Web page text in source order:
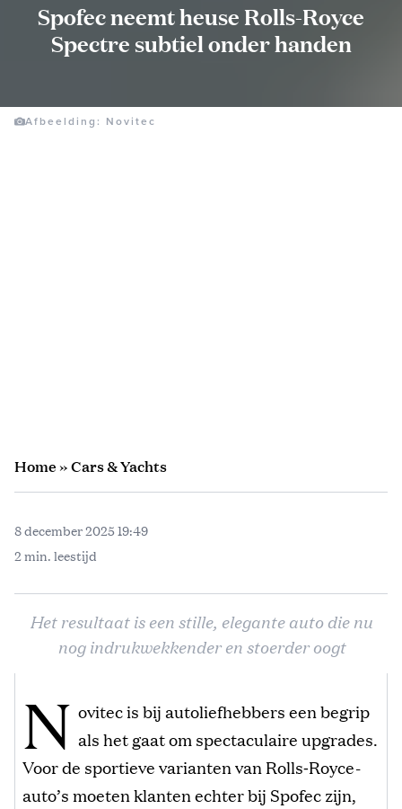
Spofec neemt heuse Rolls-Royce
Spectre subtiel onder handen
Afbeelding: Novitec
Home»Cars & Yachts
8 december 2025 19:49
2 min. leestijd
Het resultaat is een stille, elegante auto die nu
nog indrukwekkender en stoerder oogt
N ovitec is bij autoliefhebbers een begrip
als het gaat om spectaculaire upgrades.
Voor de sportieve varianten van Rolls‑Royce-
auto’s moeten klanten echter bij Spofec zijn,